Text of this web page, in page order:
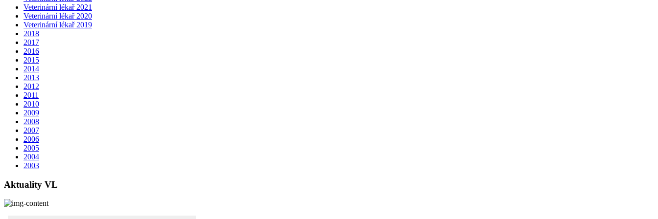
Veterinární lékař 2021
Veterinární lékař 2020
Veterinární lékař 2019
2018
2017
2016
2015
2014
2013
2012
2011
2010
2009
2008
2007
2006
2005
2004
2003
Aktuality VL